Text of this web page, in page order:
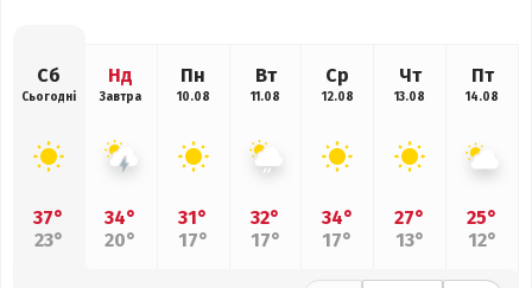
Сб
Сьогодні
37°
23°
Нд
Завтра
34°
20°
Пн
10.08
31°
17°
Вт
11.08
32°
17°
Ср
12.08
34°
17°
Чт
13.08
27°
13°
Пт
14.08
25°
12°